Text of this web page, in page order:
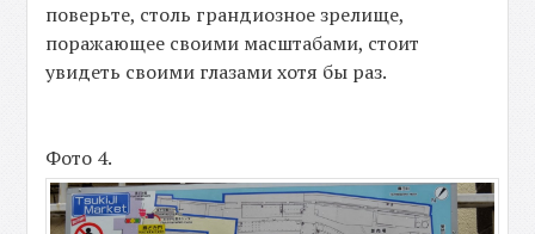
поверьте, столь грандиозное зрелище,
поражающее своими масштабами, стоит
увидеть своими глазами хотя бы раз.
Фото 4.